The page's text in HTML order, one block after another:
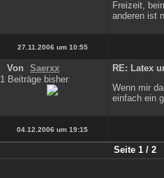
Freizeit,
anderen ist
27.11.2006 um 10:55
Von
Saerxx
1 Beiträge bisher
RE: Latex
Wenn mir
einfach ein
04.12.2006 um 19:15
Seite 1 / 2